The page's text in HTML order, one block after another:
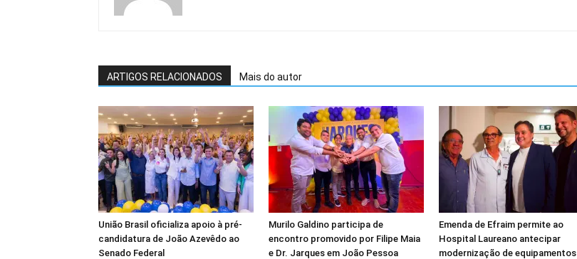
ARTIGOS RELACIONADOS Mais do autor
União Brasil oficializa apoio à pré-
candidatura de João Azevêdo ao
Senado Federal
Murilo Galdino participa de
encontro promovido por Filipe Maia
e Dr. Jarques em João Pessoa
Emenda de Efraim permite ao
Hospital Laureano antecipar
modernização de equipamentos